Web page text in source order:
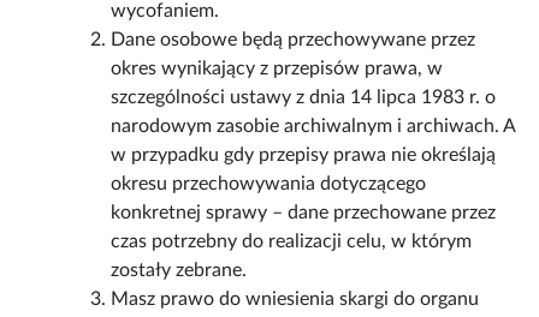
wycofaniem.
Dane osobowe będą przechowywane przez
okres wynikający z przepisów prawa, w
szczególności ustawy z dnia 14 lipca 1983 r. o
narodowym zasobie archiwalnym i archiwach. A
w przypadku gdy przepisy prawa nie określają
okresu przechowywania dotyczącego
konkretnej sprawy – dane przechowane przez
czas potrzebny do realizacji celu, w którym
zostały zebrane.
Masz prawo do wniesienia skargi do organu